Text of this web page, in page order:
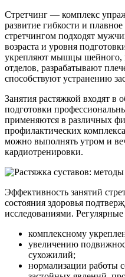
Стретчинг — комплекс
развитие гибкости и
стретчингом подходят
возраста и уровня
укрепляют мышцы шейного,
отделов, разрабатывают
способствуют устранению
Занятия растяжкой входят в
подготовки
применяются в различных
профилактических
можно выполнять утром и
кардиотренировки.
Эффективность занятий
состояния здоровья
исследованиями. Регулярные
комплексному
увеличению
сухожилий;
нормализации работы